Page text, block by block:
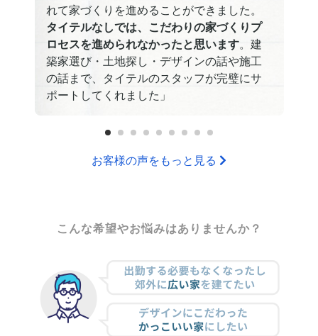
れて家づくりを進めることができました。
タイテルなしでは、こだわりの家づくりプ
ロセスを進められなかったと思います。建
築家選び・土地探し・デザインの話や施工
の話まで、タイテルのスタッフが完璧にサ
ポートしてくれました」
1 2 3 4 5 6 7 8 9
お客様の声をもっと見る
こんな希望やお悩みはありませんか？